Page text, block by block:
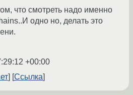
что смотреть надо именно
одно но, делать это
+00:00
Ссылка